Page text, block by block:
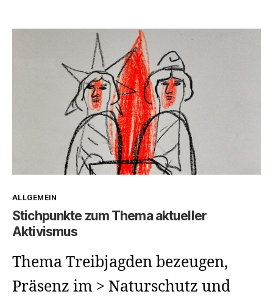
Hybris
und
Umdenken
Kategorien
ALLGEMEIN
Stichpunkte zum Thema aktueller
Aktivismus
Thema Treibjagden bezeugen,
Präsenz im > Naturschutz und